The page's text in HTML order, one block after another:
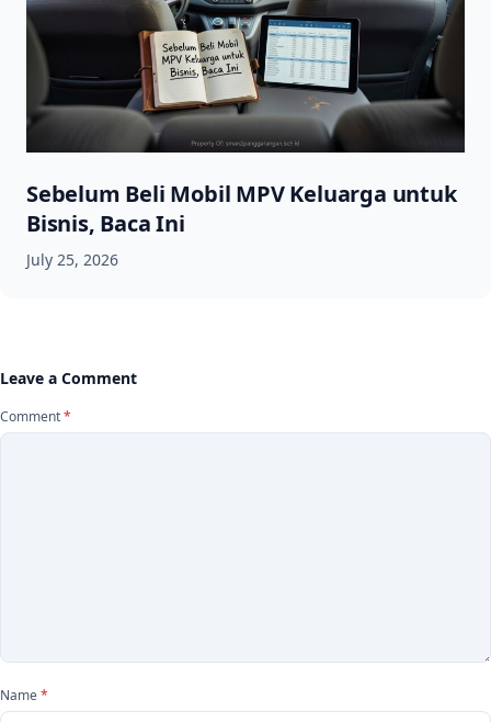
Sebelum Beli Mobil MPV Keluarga untuk
Bisnis, Baca Ini
July 25, 2026
Leave a Comment
Comment*
Name*